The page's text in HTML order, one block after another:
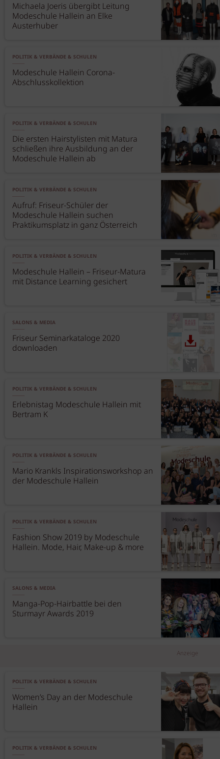
Michaela Joeris übergibt Leitung
Modeschule Hallein an Elke
Austerhuber
POLITIK & VERBÄNDE & SCHULEN
Modeschule Hallein Corona-
Abschlusskollektion
POLITIK & VERBÄNDE & SCHULEN
Die ersten Hairstylisten mit Matura
schließen ihre Ausbildung an der
Modeschule Hallein ab
POLITIK & VERBÄNDE & SCHULEN
Aufruf: Friseur-Schüler der
Modeschule Hallein suchen
Praktikumsplatz in ganz Österreich
POLITIK & VERBÄNDE & SCHULEN
Modeschule Hallein – Friseur-Matura
mit Distance Learning gesichert
SALONS & MEDIA
Friseur Seminarkataloge 2020
downloaden
POLITIK & VERBÄNDE & SCHULEN
Erlebnistag Modeschule Hallein mit
Bertram K
POLITIK & VERBÄNDE & SCHULEN
Mario Krankls Inspirationsworkshop an
der Modeschule Hallein
POLITIK & VERBÄNDE & SCHULEN
Fashion Show 2019 by Modeschule
Hallein. Mode, Hair, Make-up & more
SALONS & MEDIA
Manga-Pop-Hairbattle bei den
Sturmayr Awards 2019
Anzeige
POLITIK & VERBÄNDE & SCHULEN
Women’s Day an der Modeschule
Hallein
POLITIK & VERBÄNDE & SCHULEN